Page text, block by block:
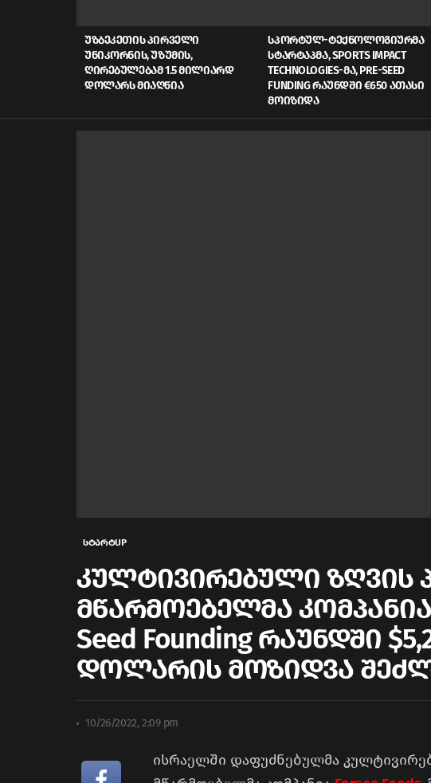
ᲣᲖᲑᲔᲙᲔᲗᲘᲡ ᲞᲘᲠᲕᲔᲚᲘ
ᲣᲜᲘᲙᲝᲠᲜᲘᲡ, ᲣᲖᲣᲛᲘᲡ,
ᲦᲘᲠᲔᲑᲣᲚᲔᲑᲐᲛ 1.5 ᲛᲘᲚᲘᲐᲠᲓ
ᲓᲝᲚᲐᲠᲡ ᲛᲘᲐᲦᲬᲘᲐ
ᲡᲞᲝᲠᲢᲣᲚ-ᲢᲔᲥᲜᲝᲚᲝᲒᲘᲣᲠᲛᲐ
ᲡᲢᲐᲠᲢᲐᲞᲛᲐ, SPORTS IMPACT
TECHNOLOGIES-ᲛᲐ, PRE-SEED
FUNDING ᲠᲐᲣᲜᲓᲨᲘ €650 ᲐᲗᲐᲡᲘ
ᲛᲝᲘᲖᲘᲓᲐ
სტარტUP
კულტივირებული ზღვის
მწარმოებელმა კომპანია
Seed Founding რაუნდში
დოლარის მოზიდვა
10/26/2022, 2:09 pm
ისრაელში დაფუძნებულმა